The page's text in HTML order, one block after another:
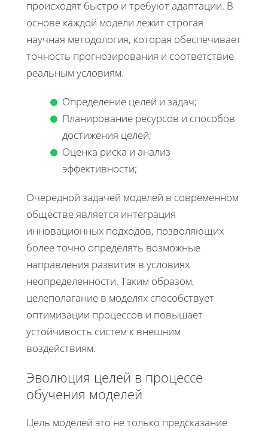
происходят быстро и требуют адаптации. В
основе каждой модели лежит строгая
научная методология, которая обеспечивает
точность прогнозирования и соответствие
реальным условиям.
Определение целей и задач;
Планирование ресурсов и способов
достижения целей;
Оценка риска и анализ
эффективности;
Очередной задачей моделей в современном
обществе является интеграция
инновационных подходов, позволяющих
более точно определять возможные
направления развития в условиях
неопределенности. Таким образом,
целеполагание в моделях способствует
оптимизации процессов и повышает
устойчивость систем к внешним
воздействиям.
Эволюция целей в процессе
обучения моделей
Цель моделей это не только предсказание